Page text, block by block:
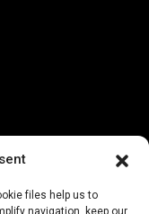
files help us to
navigation, keep our